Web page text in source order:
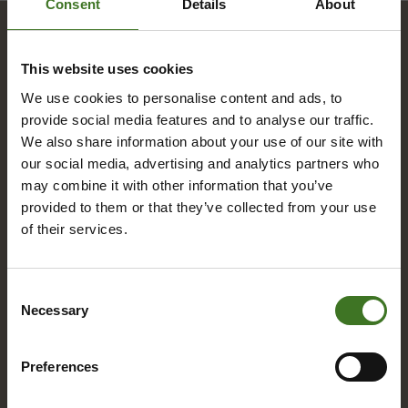
Consent Details About
This website uses cookies
We use cookies to personalise content and ads, to
provide social media features and to analyse our traffic.
We also share information about your use of our site with
our social media, advertising and analytics partners who
may combine it with other information that you’ve
provided to them or that they’ve collected from your use
of their services.
Selection
Necessary
Preferences
Hakemisto
A
Alue­ke­räys­pis­teet
Asia­kas­pal­ve­lu
Bio­jä­te